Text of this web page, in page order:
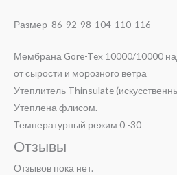
Размер 86-92-98-104-110-116
Мембрана Gore-Tex 10000/10000
от сырости и морозного ветра
Утеплитель Thinsulate
Утеплена флисом.
Температурный режим 0 -30
Отзывы
Отзывов пока нет.